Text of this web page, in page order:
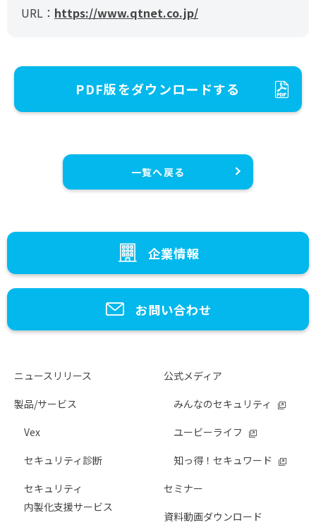
URL： https://www.qtnet.co.jp/
PDF版をダウンロードする
一覧へ戻る
企業情報
お問い合わせ
ニュースリリース
製品/サービス
Vex
セキュリティ診断
セキュリティ
内製化支援サービス
公式メディア
みんなのセキュリティ
ユービーライフ
知っ得！セキュワード
セミナー
資料動画ダウンロード